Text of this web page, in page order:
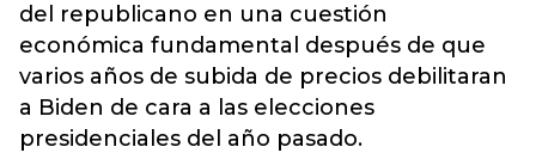
del republicano en una cuestión
económica fundamental después de que
varios años de subida de precios debilitaran
a Biden de cara a las elecciones
presidenciales del año pasado.